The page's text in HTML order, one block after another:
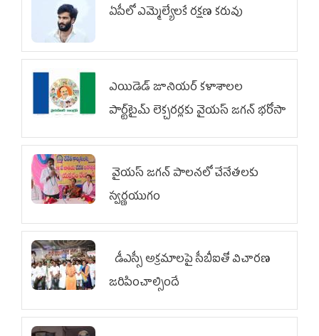
ఏపీలో ఎమ్మెల్యేల‌కే ర‌క్ష‌ణ క‌రువు
ఎయిడెడ్‌ జూనియర్‌ కళాశాలల
పార్ట్‌టైమ్‌ లెక్చరర్లకు వైయ‌స్ జగన్ భరోసా
వైయ‌స్ జగన్ పాలనలో చేనేతలకు
స్వర్ణయుగం
డీఎస్సీ అక్రమాలపై సీబీఐతో విచారణ
జరిపించాల్సిందే